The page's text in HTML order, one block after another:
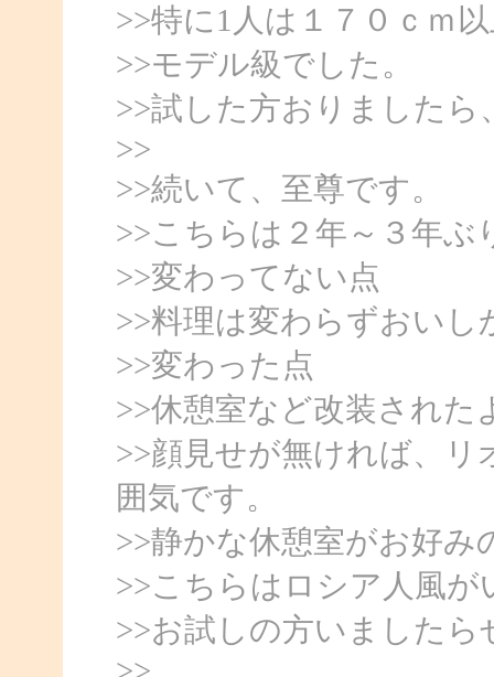
>>特に1人は１７０ｃｍ
>>モデル級でした。
>>試した方おりました
>>
>>続いて、至尊です。
>>こちらは２年～３年ぶ
>>変わってない点
>>料理は変わらずおいし
>>変わった点
>>休憩室など改装された
>>顔見せが無ければ、
囲気です。
>>静かな休憩室がお好み
>>こちらはロシア人風が
>>お試しの方いました